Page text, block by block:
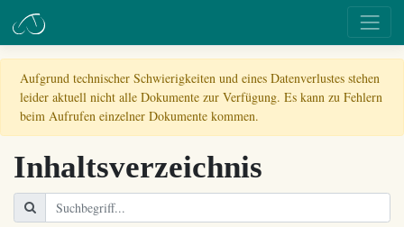
Aufgrund technischer Schwierigkeiten und eines Datenverlustes stehen
leider aktuell nicht alle Dokumente zur Verfügung. Es kann zu Fehlern
beim Aufrufen einzelner Dokumente kommen.
Inhaltsverzeichnis